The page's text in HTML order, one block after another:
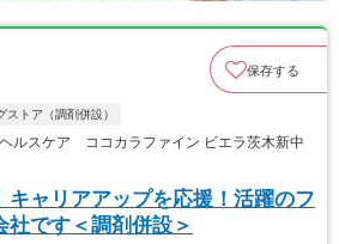
保存する
ストア（調剤併設）
ルスケア ココカラファイン ビエラ茨木新中
キャリアアップを応援！活躍のフ
社です＜調剤併設＞